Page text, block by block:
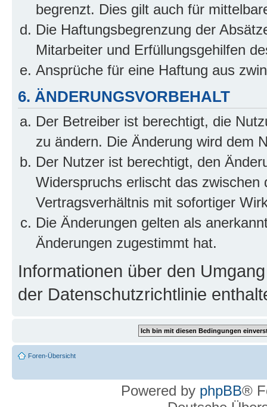
begrenzt. Dies gilt auch für
Die Haftungsbegrenzung der
Mitarbeiter und Erfüllungsgehilfen
Ansprüche für eine Haftung aus
6. ÄNDERUNGSVORBEHALT
Der Betreiber ist berechtigt, die
zu ändern. Die Änderung wird dem
Der Nutzer ist berechtigt, den
Widerspruchs erlischt das
Vertragsverhältnis mit sofortiger
Die Änderungen gelten als
Änderungen zugestimmt hat.
Informationen über den
der Datenschutzrichtlinie
Foren-Übersicht
Powered by phpBB®